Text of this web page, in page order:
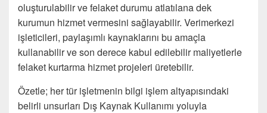
oluşturulabilir ve felaket durumu atlatılana dek
kurumun hizmet vermesini sağlayabilir. Verimerkezi
işleticileri, paylaşımlı kaynaklarını bu amaçla
kullanabilir ve son derece kabul edilebilir maliyetlerle
felaket kurtarma hizmet projeleri üretebilir.
Özetle; her tür işletmenin bilgi işlem altyapısındaki
belirli unsurları Dış Kaynak Kullanımı yoluyla